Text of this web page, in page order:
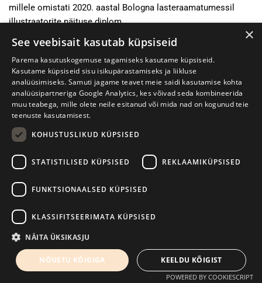
millele omistati 2020. aastal Bologna lasteraamatumessil
illustraatorite näituse diplom.
Ta osaleb mitmesugustes rahvusvahelistes projektides,
konkurssidel ja näitustel. 2020. aastal joonistas ta koostöös
Albaania kommunistlike kuritegude uurimise instituudiga
koomiksi kuulsast Albaania teadlasest Sabiha Kasimatist, kes
diktaator Enver Hoxha käsul hukati.
2021. ilmus veel neli Lina illustreeritud raamatut. Üks neist –
koomiks „Grybase kuld” („Grybo auksas“) on kuues tõelistel
ajaloolistel sündmustel tuginev raamatuprojekt, millega tal
töötada on tulnud. Koomiks räägib kuulsast Leedu skulptorist
Vincas Grybasest, kelle sakslased Teise maailmasõja alguses
tapsid.
Praegu illustreerb Lina veel üht ajalooainelist raamatut ja
ootab kannatamatult, mil saab lõpuks hakata joonistama pilte
lustakatele raamatutele, kus poleks sõda ning kus
peategelased elaksid kaua ja õnnelikult.
×
See veebisait kasutab küpsiseid
Parema kasutuskogemuse tagamiseks kasutame küpsiseid.
Kasutame küpsiseid sisu isikupärastamiseks ja liikluse
analüüsimiseks. Samuti jagame teavet meie saidi kasutamise kohta
analüüsipartneriga Google Analytics, kes võivad seda kombineerida
muu teabega, mille olete neile esitanud või mida nad on kogunud teie
teenuste kasutamisest.
KOHUSTUSLIKUD KÜPSISED
STATISTILISED KÜPSISED REKLAAMIKÜPSISED
FUNKTSIONAALSED KÜPSISED
KLASSIFITSEERIMATA KÜPSISED
NÄITA ÜKSIKASJU
NÕUSTU KÕIGIGA KEELDU KÕIGIST
POWERED BY COOKIESCRIPT